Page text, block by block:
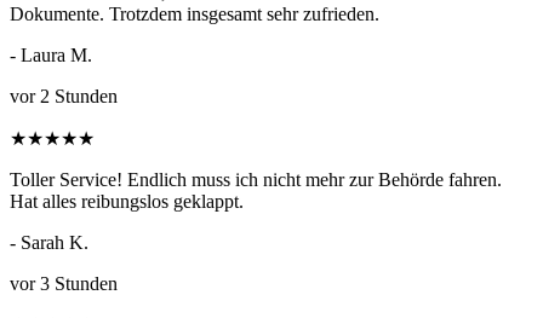
Dokumente. Trotzdem insgesamt sehr zufrieden.
- Laura M.
vor 2 Stunden
★★★★★
Toller Service! Endlich muss ich nicht mehr zur Behörde fahren.
Hat alles reibungslos geklappt.
- Sarah K.
vor 3 Stunden